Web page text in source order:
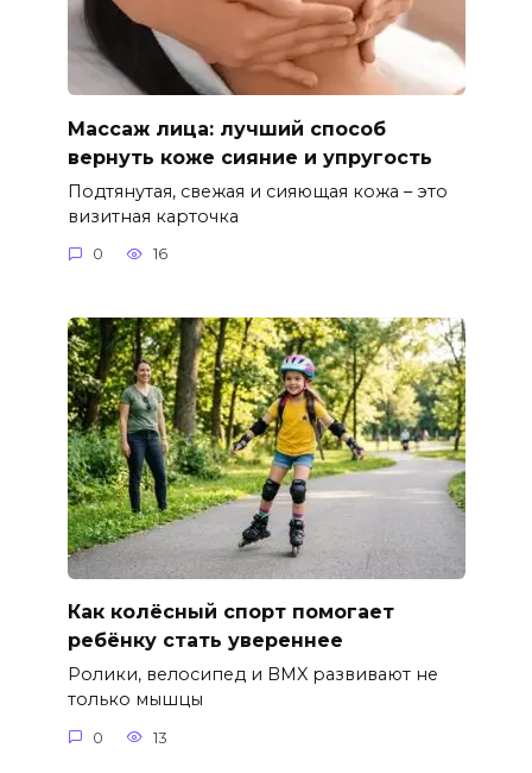
Массаж лица: лучший способ
вернуть коже сияние и упругость
Подтянутая, свежая и сияющая кожа – это
визитная карточка
0 16
Как колёсный спорт помогает
ребёнку стать увереннее
Ролики, велосипед и BMX развивают не
только мышцы
0 13